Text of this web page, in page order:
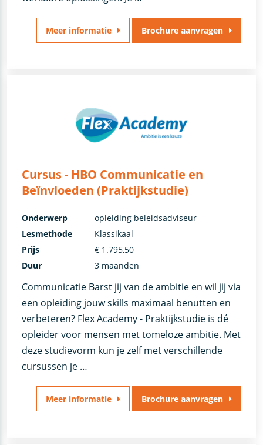
Meer informatie Brochure aanvragen
Cursus - HBO Communicatie en
Beïnvloeden (Praktijkstudie)
Communicatie Barst jij van de ambitie en wil jij via
een opleiding jouw skills maximaal benutten en
verbeteren? Flex Academy - Praktijkstudie is dé
opleider voor mensen met tomeloze ambitie. Met
deze studievorm kun je zelf met verschillende
cursussen je …
Onderwerp
opleiding beleidsadviseur
Lesmethode
Klassikaal
Prijs
€ 1.795,50
Duur
3 maanden
Meer informatie Brochure aanvragen